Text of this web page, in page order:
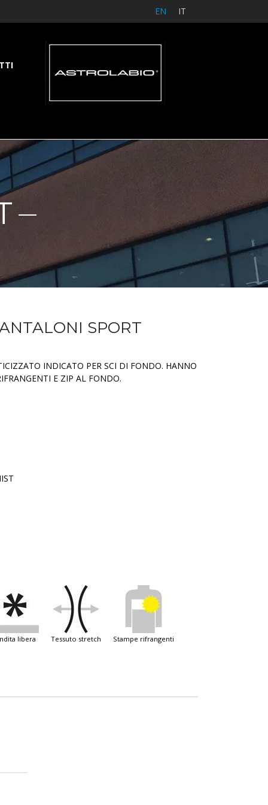
EN IT
SPORT
INDICATO PER SCI DI FONDO. HANNO
E ZIP AL FONDO.
libera tessuto stretch stampe rifrangenti